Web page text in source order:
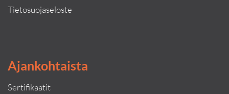
Tietosuojaseloste
Ajankohtaista
Sertifikaatit